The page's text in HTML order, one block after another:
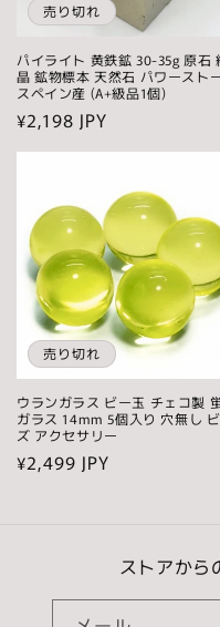
売り切れ
パイライト 黄鉄鉱 30-35g 原石
晶 鉱物標本 天然石 パワースト
スペイン産 (A+級品1個)
通
常
¥2,198 JPY
売り切れ
ウランガラス ビー玉 チェコ製
ガラス 14mm 5個入り 穴無し
ズ アクセサリー
通
¥2,499 JPY
ストアから